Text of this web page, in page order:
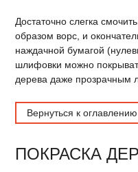
Достаточно слегка
образом ворс, и
наждачной бумагой
шлифовки можно
дерева даже прозрачным
Вернуться к оглавлению
ПОКРАСКА